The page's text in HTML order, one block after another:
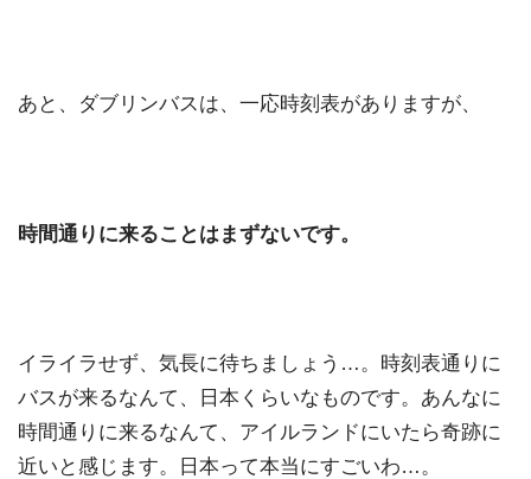
あと、ダブリンバスは、一応時刻表がありますが、
時間通りに来ることはまずないです。
イライラせず、気長に待ちましょう…。時刻表通りに
バスが来るなんて、日本くらいなものです。あんなに
時間通りに来るなんて、アイルランドにいたら奇跡に
近いと感じます。日本って本当にすごいわ…。